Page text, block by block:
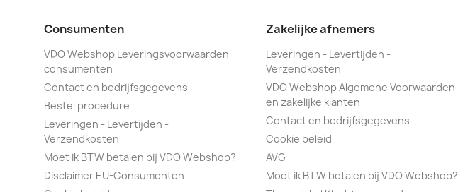
Consumenten
VDO Webshop Leveringsvoorwaarden
consumenten
Contact en bedrijfsgegevens
Bestel procedure
Leveringen - Levertijden -
Verzendkosten
Moet ik BTW betalen bij VDO Webshop?
Disclaimer EU-Consumenten
Zakelijke afnemers
Leveringen - Levertijden -
Verzendkosten
VDO Webshop Algemene Voorwaarden
en zakelijke klanten
Contact en bedrijfsgegevens
Cookie beleid
AVG
Moet ik BTW betalen bij VDO Webshop?